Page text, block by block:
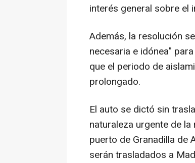
interés general sobre el
Además, la resolución
necesaria e idónea"
que el periodo de
prolongado.
El auto se dictó sin
naturaleza urgente de
puerto de Granadilla de
serán trasladados a